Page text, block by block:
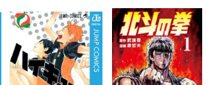
です）が出てきたところで1巻終了。
の勢いのままどんどん読み進めます。